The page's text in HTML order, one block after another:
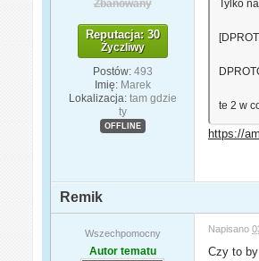
Zbanowany
Reputacja: 30
Życzliwy
Postów: 493
Imię: Marek
Lokalizacja: tam gdzie
ty
OFFLINE
Tylko
te 2 w
https://
Remik
Wszechpomocny
Autor tematu
Napisano
Czy to